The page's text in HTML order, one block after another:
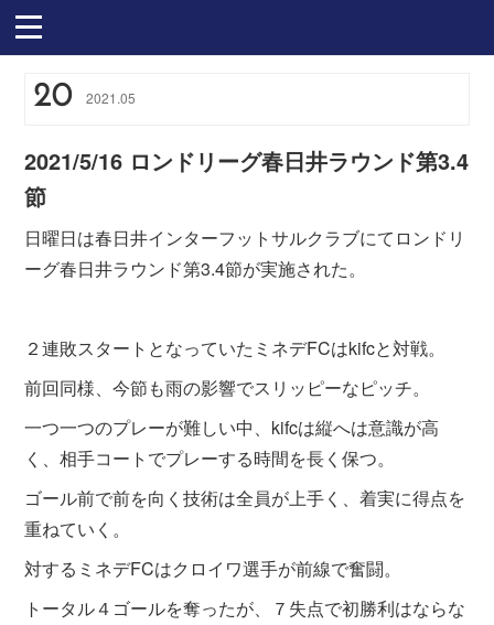
20 2021 .05
2021/5/16 ロンドリーグ春日井ラウンド第3.4
節
日曜日は春日井インターフットサルクラブにてロンドリ
ーグ春日井ラウンド第3.4節が実施された。
２連敗スタートとなっていたミネデFCはkifcと対戦。
前回同様、今節も雨の影響でスリッピーなピッチ。
一つ一つのプレーが難しい中、kifcは縦へは意識が高
く、相手コートでプレーする時間を長く保つ。
ゴール前で前を向く技術は全員が上手く、着実に得点を
重ねていく。
対するミネデFCはクロイワ選手が前線で奮闘。
トータル４ゴールを奪ったが、７失点で初勝利はならな